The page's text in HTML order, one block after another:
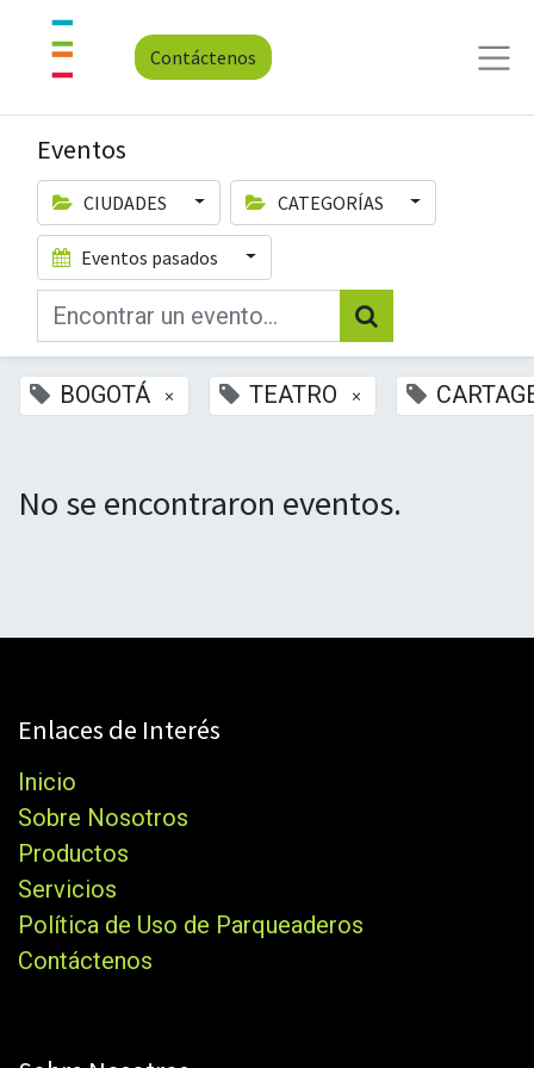
Contáctenos
Eventos
CIUDADES CATEGORÍAS
Eventos pasados
BOGOTÁ × TEATRO ×
No se encontraron eventos.
Enlaces de Interés
Inicio
Sobre Nosotros
Productos
Servicios
Política de Uso de Parqueaderos
Contáctenos